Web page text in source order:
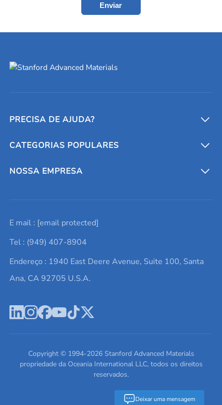
Enviar
Deixar uma mensagem
PRECISA DE AJUDA?
Conversores e calculadoras
Entre em contato conosco
Lista de consultas
Termos e Condições
Política de Privacidade
CATEGORIAS POPULARES
Metais refratários
Elementos de terras raras
Alvos de pulverização catódica
Ácido hialurônico
NOSSA EMPRESA
Promoções atuais
Notícias e blogs
Estudos de caso
Escreva para nós
E mail : [email protected]
Tel : (949) 407-8904
Endereço : 1940 East Deere Avenue, Suite 100, Santa
Ana, CA 92705 U.S.A.
Copyright © 1994-2026Stanford Advanced Materials
propriedade da Oceania International LLC, todos os direitos
reservados.